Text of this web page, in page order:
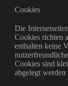
Cookies
Die
Cookies richten
enthalten keine
Cookies sind
abgelegt